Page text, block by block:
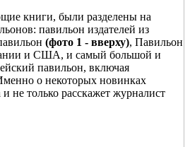
книги, были разделены на
павильон издателей из
(фото 1 - вверху), Павильон
и США, и самый большой и
павильон, включая
о некоторых новинках
не только расскажет журналист